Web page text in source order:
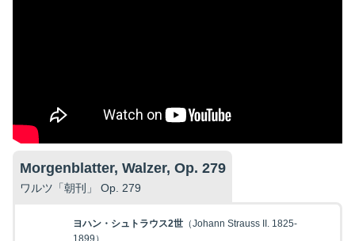
Morgenblatter, Walzer, Op. 279
ワルツ「朝刊」 Op. 279
ヨハン・シュトラウス2世（Johann Strauss II. 1825-